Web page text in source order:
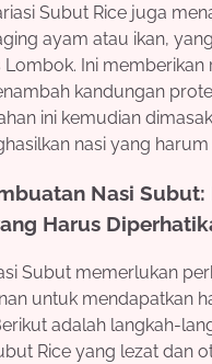
Subut Rice juga
ayam atau ikan,
Ini memberikan
kandungan
ini kemudian
nasi yang harum
Nasi
Harus
Subut memerlukan
untuk mendapatkan
adalah langkah-
Rice yang lezat dan